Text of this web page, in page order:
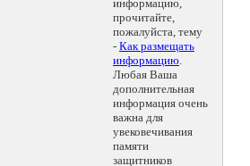
информацию,
прочитайте,
пожалуйста, тему
- Как размещать
информацию.
Любая Ваша
дополнительная
информация очень
важна для
увековечивания
памяти
защитников